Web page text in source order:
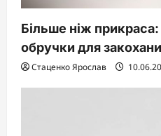
Більше ніж
обручки для
Стаценко Ярослав